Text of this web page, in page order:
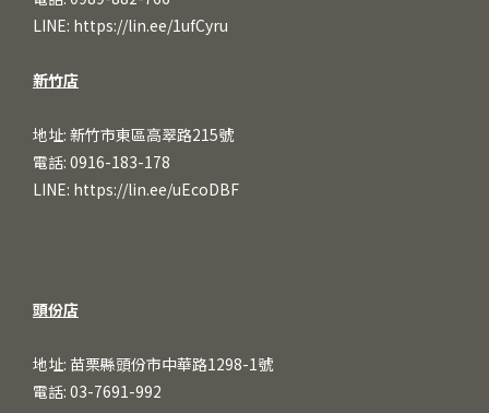
LINE: https://lin.ee/1ufCyru
新竹店
地址: 新竹市東區高翠路215號
電話: 0916-183-178
LINE: https://lin.ee/uEcoDBF
頭份店
地址: 苗栗縣頭份市中華路1298-1號
電話: 03-7691-992